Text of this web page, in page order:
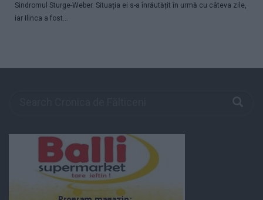
Sindromul Sturge-Weber. Situația ei s-a înrăutățit în urmă cu câteva zile,
iar Ilinca a fost...